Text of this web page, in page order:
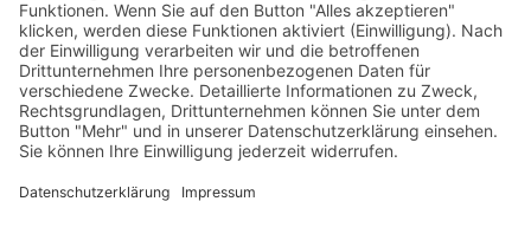
Stickereien & Textilien GmbH| Alle Rechte vorbehalten